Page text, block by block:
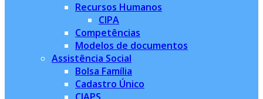
Recursos Humanos
CIPA
Competências
Modelos de documentos
Assistência Social
Bolsa Família
Cadastro Único